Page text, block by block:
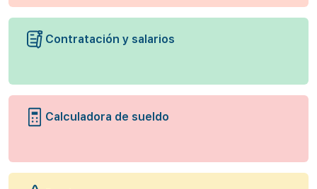
Contratación y salarios
Calculadora de sueldo